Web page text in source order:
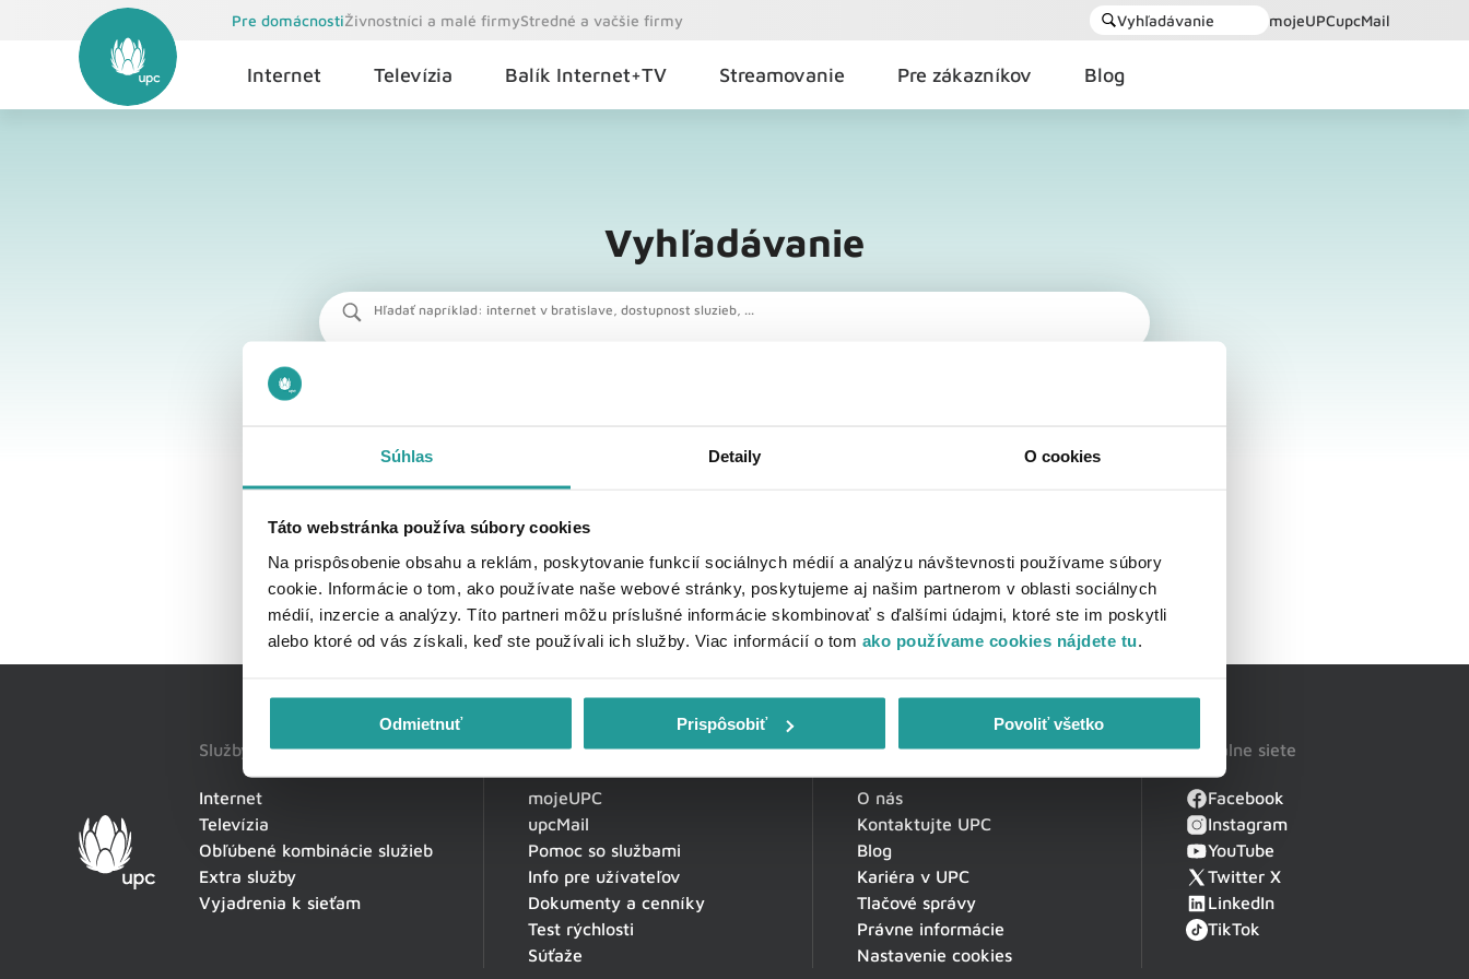
Súhlas Detaily O cookies
Táto webstránka používa súbory cookies
Na prispôsobenie obsahu a reklám, poskytovanie funkcií sociálnych médií a analýzu návštevnosti používame súbory
cookie. Informácie o tom, ako používate naše webové stránky, poskytujeme aj našim partnerom v oblasti sociálnych
médií, inzercie a analýzy. Títo partneri môžu príslušné informácie skombinovať s ďalšími údajmi, ktoré ste im poskytli
alebo ktoré od vás získali, keď ste používali ich služby. Viac informácií o tom ako používame cookies nájdete tu.
Odmietnuť Prispôsobiť Povoliť všetko
Pre domácnostiŽivnostníci a malé firmyStredné a vačšie firmy Vyhľadávanie mojeUPCupcMail
Internet Televízia Balík Internet+TV Streamovanie Pre zákazníkov Blog
Vyhľadávanie
Hľadať napríklad: internet v bratislave, dostupnost sluzieb, ...
Služby
Internet
Televízia
Obľúbené kombinácie služieb
Extra služby
Vyjadrenia k sieťam
Zákaznícka zóna
mojeUPC
upcMail
Pomoc so službami
Info pre užívateľov
Dokumenty a cenníky
Test rýchlosti
Súťaže
O spoločnosti
O nás
Kontaktujte UPC
Blog
Kariéra v UPC
Tlačové správy
Právne informácie
Nastavenie cookies
Sociálne siete
Facebook
Instagram
YouTube
Twitter X
LinkedIn
TikTok